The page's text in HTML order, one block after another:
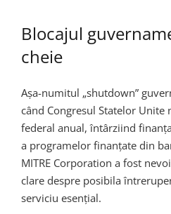
Blocajul
cheie
Așa-numitul „shutdown”
când Congresul Statelor
federal anual, întârziind
a programelor finanțate din
MITRE Corporation a fost
clare despre posibila
serviciu esențial.